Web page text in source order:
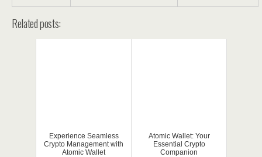
Related posts:
Experience Seamless
Crypto Management with
Atomic Wallet
Atomic Wallet: Your
Essential Crypto
Companion